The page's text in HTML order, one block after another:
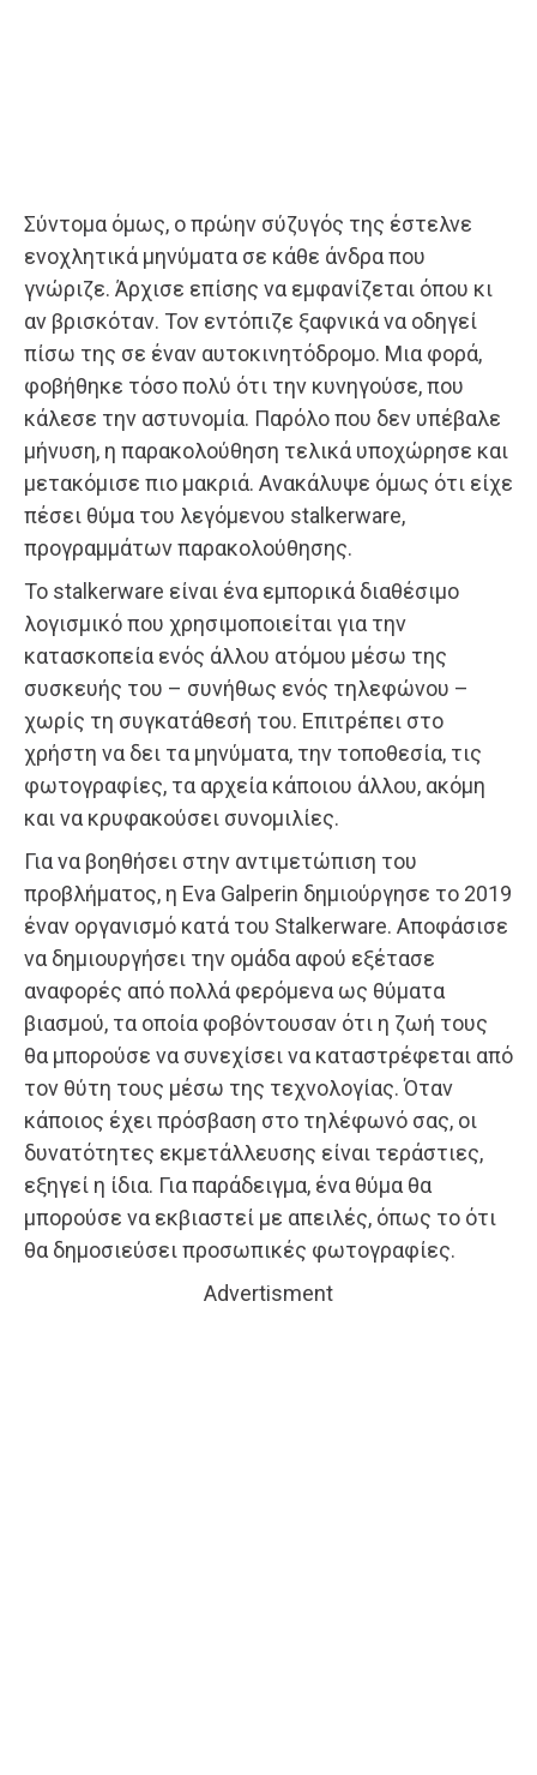
Σύντομα όμως, ο πρώην σύζυγός της έστελνε
ενοχλητικά μηνύματα σε κάθε άνδρα που
γνώριζε. Άρχισε επίσης να εμφανίζεται όπου κι
αν βρισκόταν. Τον εντόπιζε ξαφνικά να οδηγεί
πίσω της σε έναν αυτοκινητόδρομο. Μια φορά,
φοβήθηκε τόσο πολύ ότι την κυνηγούσε, που
κάλεσε την αστυνομία. Παρόλο που δεν υπέβαλε
μήνυση, η παρακολούθηση τελικά υποχώρησε και
μετακόμισε πιο μακριά. Ανακάλυψε όμως ότι είχε
πέσει θύμα του λεγόμενου stalkerware,
προγραμμάτων παρακολούθησης.
Το stalkerware είναι ένα εμπορικά διαθέσιμο
λογισμικό που χρησιμοποιείται για την
κατασκοπεία ενός άλλου ατόμου μέσω της
συσκευής του – συνήθως ενός τηλεφώνου –
χωρίς τη συγκατάθεσή του. Επιτρέπει στο
χρήστη να δει τα μηνύματα, την τοποθεσία, τις
φωτογραφίες, τα αρχεία κάποιου άλλου, ακόμη
και να κρυφακούσει συνομιλίες.
Για να βοηθήσει στην αντιμετώπιση του
προβλήματος, η Eva Galperin δημιούργησε το 2019
έναν οργανισμό κατά του Stalkerware. Αποφάσισε
να δημιουργήσει την ομάδα αφού εξέτασε
αναφορές από πολλά φερόμενα ως θύματα
βιασμού, τα οποία φοβόντουσαν ότι η ζωή τους
θα μπορούσε να συνεχίσει να καταστρέφεται από
τον θύτη τους μέσω της τεχνολογίας. Όταν
κάποιος έχει πρόσβαση στο τηλέφωνό σας, οι
δυνατότητες εκμετάλλευσης είναι τεράστιες,
εξηγεί η ίδια. Για παράδειγμα, ένα θύμα θα
μπορούσε να εκβιαστεί με απειλές, όπως το ότι
θα δημοσιεύσει προσωπικές φωτογραφίες.
Advertisment